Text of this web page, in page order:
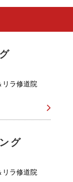
リラ修道院
グ
リラ修道院